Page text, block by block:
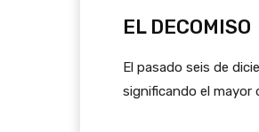
EL DECOMISO
El pasado seis de
significando el mayor